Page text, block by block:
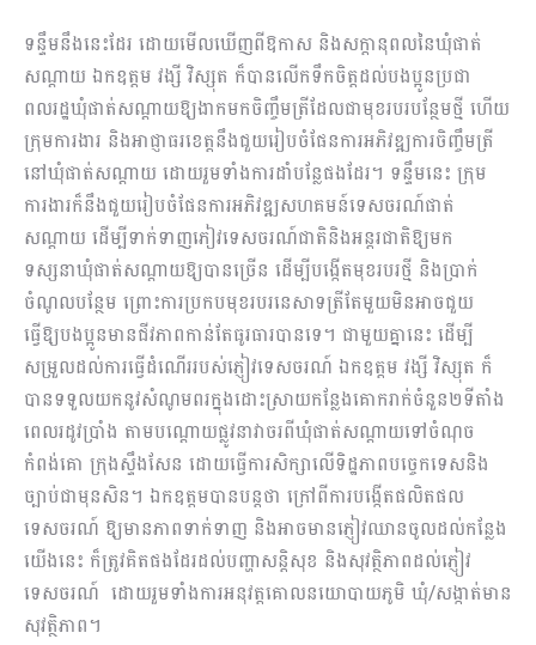
ទន្ទឹមនឹងនេះដែរ ដោយមើលឃើញពីឱកាស និងសក្តានុពលនៃឃុំផាត់
សណ្តាយ ឯកឧត្តម វង្សី វិស្សុត ក៏បានលើកទឹកចិត្តដល់បងប្អូនប្រជា
ពលរដ្ឋឃុំផាត់សណ្តាយឱ្យងាកមកចិញ្ចឹមត្រីដែលជាមុខរបរបន្ថែមថ្មី ហើយ
ក្រុមការងារ និងអាជ្ញាធរខេត្តនឹងជួយរៀបចំផែនការអភិវឌ្ឍការចិញ្ចឹមត្រី
នៅឃុំផាត់សណ្ដាយ ដោយរួមទាំងការដាំបន្លែផងដែរ។ ទន្ទឹមនេះ ក្រុម
ការងារក៏នឹងជួយរៀបចំផែនការអភិវឌ្ឍសហគមន៍ទេសចរណ៍ផាត់
សណ្តាយ ដើម្បីទាក់ទាញភៀវទេសចរណ៍ជាតិនិងអន្តរជាតិឱ្យមក
ទស្សនាឃុំផាត់សណ្តាយឱ្យបានច្រើន ដើម្បីបង្កើតមុខរបរថ្មី និងប្រាក់
ចំណូលបន្ថែម ព្រោះការប្រកបមុខរបរនេសាទត្រីតែមួយមិនអាចជួយ
ធ្វើឱ្យបងប្អូនមានជីវភាពកាន់តែធូរធារបានទេ។ ជាមួយគ្នានេះ ដើម្បី
សម្រួលដល់ការធ្វើដំណើររបស់ភ្ញៀវទេសចរណ៍ ឯកឧត្តម វង្សី វិស្សុត ក៏
បានទទួលយកនូវសំណូមពរក្នុងដោះស្រាយកន្លែងគោករាក់ចំនួន២ទីតាំង
ពេលរដូវប្រាំង តាមបណ្តោយផ្លូវនាវាចរពីឃុំផាត់សណ្តាយទៅចំណុច
កំពង់គោ ក្រុងស្ទឹងសែន ដោយធ្វើការសិក្សាលើទិដ្ឋភាពបច្ចេកទេសនិង
ច្បាប់ជាមុនសិន។ ឯកឧត្តមបានបន្តថា ក្រៅពីការបង្កើតផលិតផល
ទេសចរណ៍ ឱ្យមានភាពទាក់ទាញ និងអាចមានភ្ញៀវឈានចូលដល់កន្លែង
យើងនេះ ក៏ត្រូវគិតផងដែរដល់បញ្ហាសន្តិសុខ និងសុវត្ថិភាពដល់ភ្ញៀវ
ទេសចរណ៍ ​ ដោយរួមទាំងការអនុវត្តគោលនយោបាយភូមិ ឃុំ/សង្កាត់មាន
សុវត្ថិភាព។